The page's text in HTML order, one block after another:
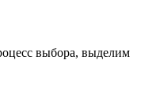
выбора, выделим